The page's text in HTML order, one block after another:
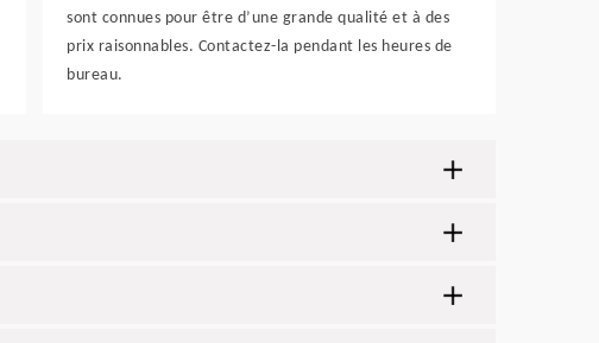
sont connues pour être d’une grande qualité et à des
prix raisonnables. Contactez-la pendant les heures de
bureau.